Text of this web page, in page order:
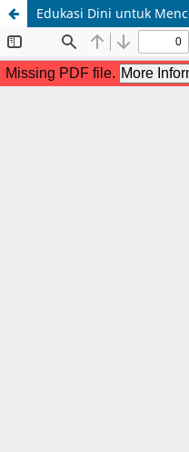
Edukasi Dini untuk